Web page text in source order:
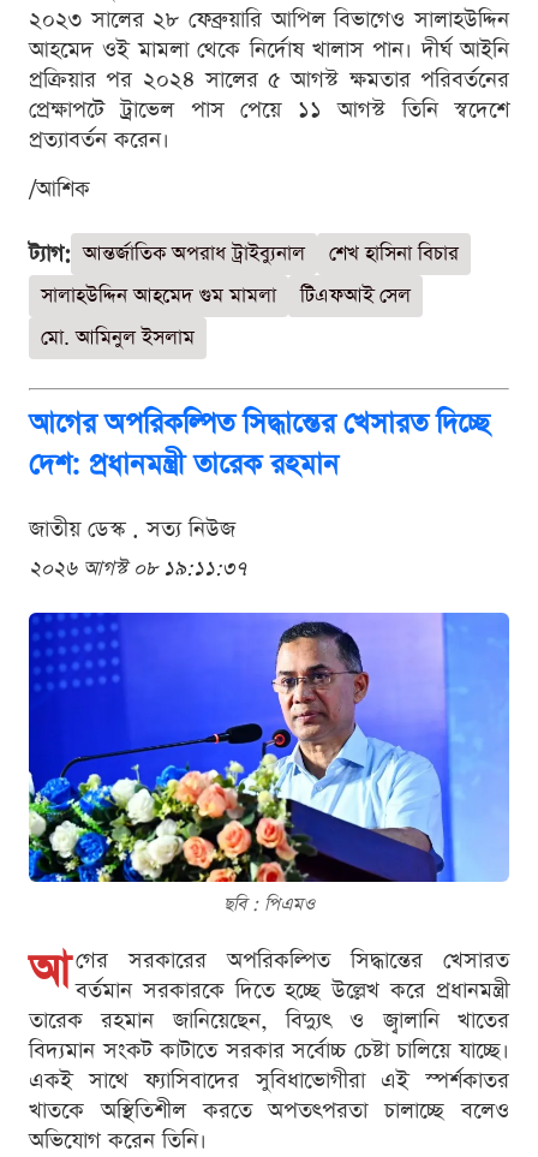
২০২৩ সালের ২৮ ফেব্রুয়ারি আপিল বিভাগেও সালাহউদ্দিন
আহমেদ ওই মামলা থেকে নির্দোষ খালাস পান। দীর্ঘ আইনি
প্রক্রিয়ার পর ২০২৪ সালের ৫ আগস্ট ক্ষমতার পরিবর্তনের
প্রেক্ষাপটে ট্রাভেল পাস পেয়ে ১১ আগস্ট তিনি স্বদেশে
প্রত্যাবর্তন করেন।
/আশিক
ট্যাগ: আন্তর্জাতিক অপরাধ ট্রাইব্যুনাল
শেখ হাসিনা বিচার
সালাহউদ্দিন আহমেদ গুম মামলা
টিএফআই সেল
মো. আমিনুল ইসলাম
আগের অপরিকল্পিত সিদ্ধান্তের খেসারত দিচ্ছে
দেশ: প্রধানমন্ত্রী তারেক রহমান
জাতীয় ডেস্ক . সত্য নিউজ
২০২৬ আগস্ট ০৮ ১৯:১১:৩৭
ছবি : পিএমও
আ গের সরকারের অপরিকল্পিত সিদ্ধান্তের খেসারত
বর্তমান সরকারকে দিতে হচ্ছে উল্লেখ করে প্রধানমন্ত্রী
তারেক রহমান জানিয়েছেন, বিদ্যুৎ ও জ্বালানি খাতের
বিদ্যমান সংকট কাটাতে সরকার সর্বোচ্চ চেষ্টা চালিয়ে যাচ্ছে।
একই সাথে ফ্যাসিবাদের সুবিধাভোগীরা এই স্পর্শকাতর
খাতকে অস্থিতিশীল করতে অপতৎপরতা চালাচ্ছে বলেও
অভিযোগ করেন তিনি।